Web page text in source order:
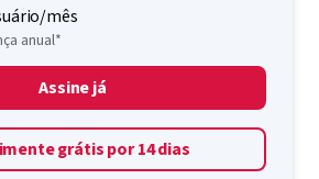
mês
anual*
Assine já
grátis por 14 dias